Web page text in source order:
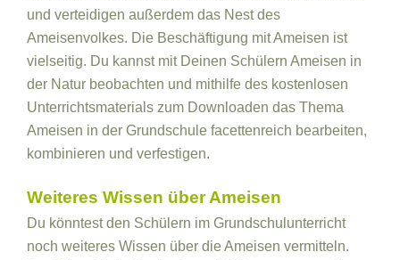
und verteidigen außerdem das Nest des
Ameisenvolkes. Die Beschäftigung mit Ameisen ist
vielseitig. Du kannst mit Deinen Schülern Ameisen in
der Natur beobachten und mithilfe des kostenlosen
Unterrichtsmaterials zum Downloaden das Thema
Ameisen in der Grundschule facettenreich bearbeiten,
kombinieren und verfestigen.
Weiteres Wissen über Ameisen
Du könntest den Schülern im Grundschulunterricht
noch weiteres Wissen über die Ameisen vermitteln.